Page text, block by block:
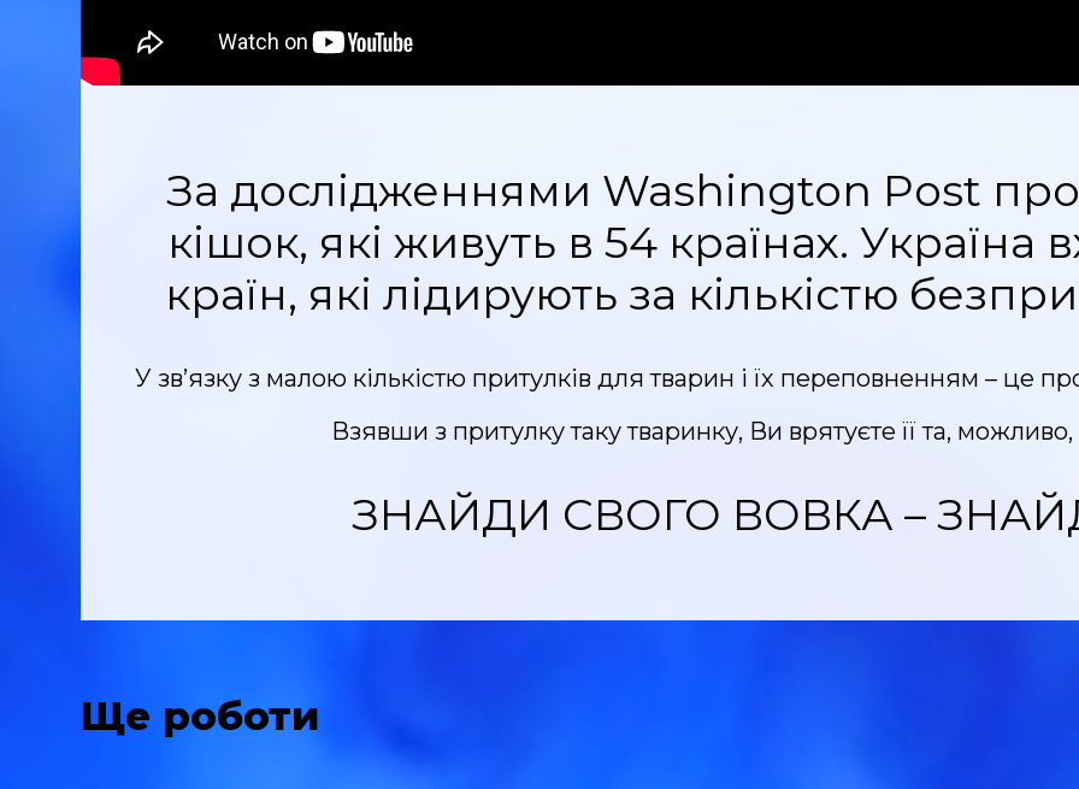
За дослідженнями Washington Post про
кішок, які живуть в 54 країнах. Україна
країн, які лідирують за кількістю
У зв’язку з малою кількістю притулків для тварин і їх переповненням – це
Взявши з притулку таку тваринку, Ви врятуєте її та,
ЗНАЙДИ СВОГО ВОВКА –
Ще роботи